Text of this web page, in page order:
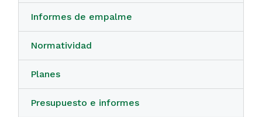
Informes de empalme
Normatividad
Planes
Presupuesto e informes